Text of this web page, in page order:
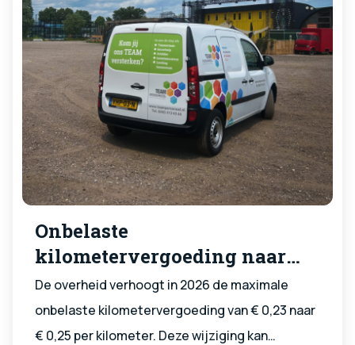
Onbelaste
kilometervergoeding naar
€0,25 per kilometer
De overheid verhoogt in 2026 de maximale
onbelaste kilometervergoeding van € 0,23 naar
€ 0,25 per kilometer. Deze wijziging kan